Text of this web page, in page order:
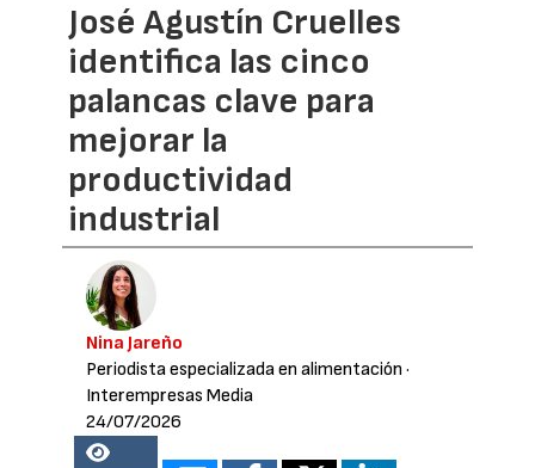
José Agustín Cruelles
identifica las cinco
palancas clave para
mejorar la
productividad
industrial
Nina Jareño
Periodista especializada en alimentación ·
Interempresas Media
24/07/2026